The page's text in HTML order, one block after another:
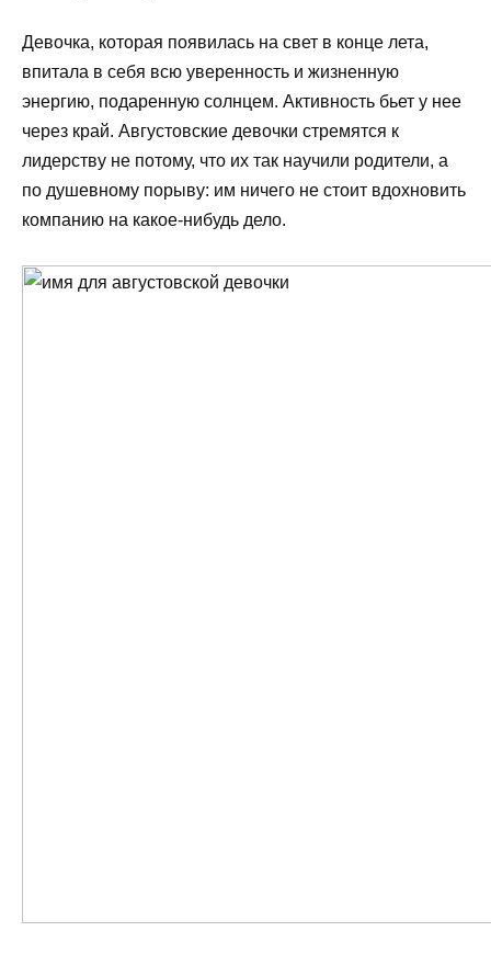
Девочка, которая появилась на свет в конце лета,
впитала в себя всю уверенность и жизненную
энергию, подаренную солнцем. Активность бьет у нее
через край. Августовские девочки стремятся к
лидерству не потому, что их так научили родители, а
по душевному порыву: им ничего не стоит вдохновить
компанию на какое-нибудь дело.